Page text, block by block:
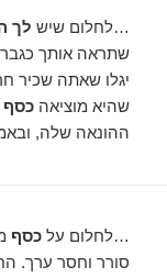
…לחלום שיש לך
שתראה אותך
יגלו שאתה שכיר
שהיא מוציאהכסף
ההונאה שלה,
…לחלום עלכסף
סורר וחסר ערך.